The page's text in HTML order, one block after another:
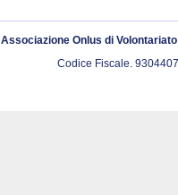
Associazione Onlus di
Codice Fiscale.